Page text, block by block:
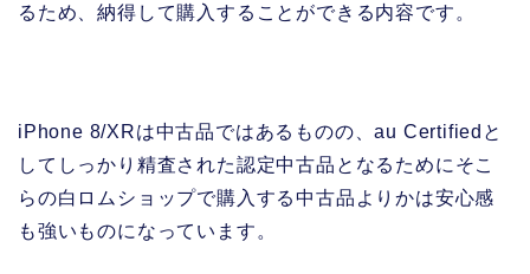
るため、納得して購入することができる内容です。
iPhone 8/XRは中古品ではあるものの、au Certifiedと
してしっかり精査された認定中古品となるためにそこ
らの白ロムショップで購入する中古品よりかは安心感
も強いものになっています。